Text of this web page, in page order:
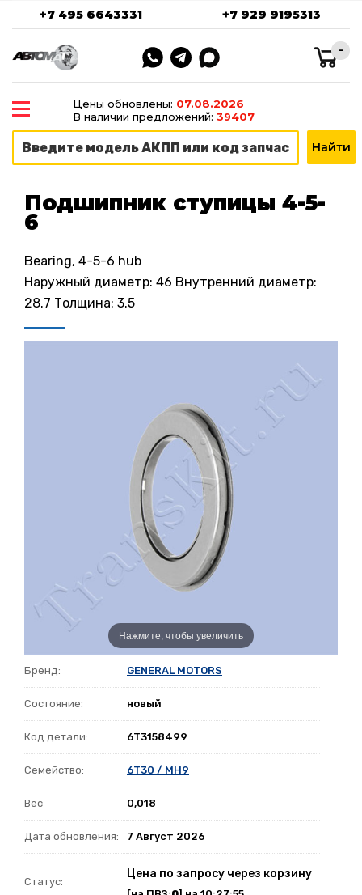
+7 495 6643331 +7 929 9195313
-
Цены обновлены: 07.08.2026
В наличии предложений: 39407
Подшипник ступицы 4-5-
6
Bearing, 4-5-6 hub
Наружный диаметр: 46 Внутренний диаметр:
28.7 Толщина: 3.5
Нажмите, чтобы увеличить
Бренд: GENERAL MOTORS
Состояние: новый
Код детали: 6T3158499
Семейство: 6T30 / MH9
Вес 0,018
Дата обновления: 7 Август 2026
Статус:
Цена по запросу через корзину